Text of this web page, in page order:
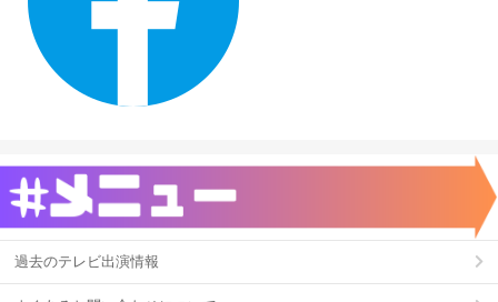
過去のテレビ出演情報